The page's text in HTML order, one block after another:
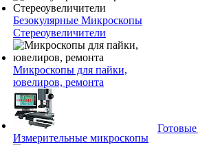
Безокулярные Микроскопы
Стереоувеличители
Микроскопы для пайки,
ювелиров, ремонта
Измерительные микроскопы